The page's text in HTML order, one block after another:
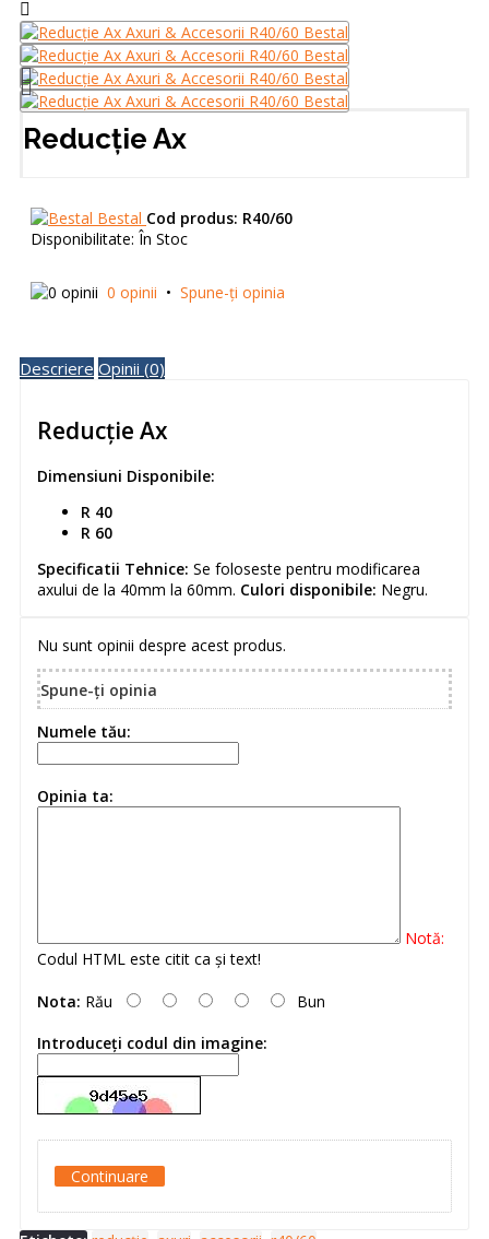
Reducție Ax
Bestal Cod produs: R40/60
Disponibilitate: În Stoc
0 opinii • Spune-ţi opinia
Descriere Opinii (0)
Reducție Ax
Dimensiuni Disponibile:
R 40
R 60
Specificatii Tehnice: Se foloseste pentru modificarea
axului de la 40mm la 60mm. Culori disponibile: Negru.
Nu sunt opinii despre acest produs.
Spune-ţi opinia
Numele tău:
Opinia ta:
Notă:
Codul HTML este citit ca şi text!
Nota: Rău
Bun
Introduceţi codul din imagine:
Continuare